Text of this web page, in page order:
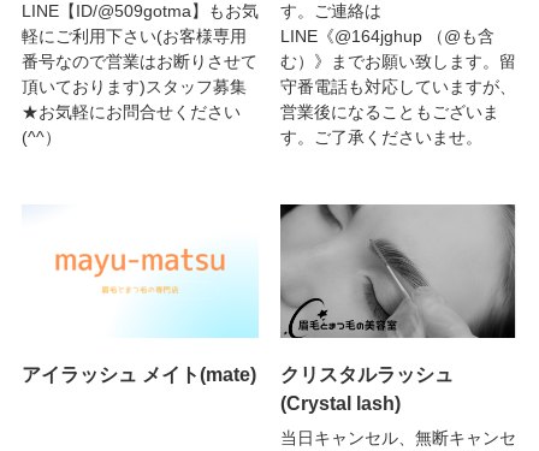
LINE【ID/@509gotma】もお気
軽にご利用下さい(お客様専用
番号なので営業はお断りさせて
頂いております)スタッフ募集
★お気軽にお問合せください
(^^）
す。ご連絡は
LINE《@164jghup （@も含
む）》までお願い致します。留
守番電話も対応していますが、
営業後になることもございま
す。ご了承くださいませ。
アイラッシュ メイト(mate)
クリスタルラッシュ
(Crystal lash)
当日キャンセル、無断キャンセ